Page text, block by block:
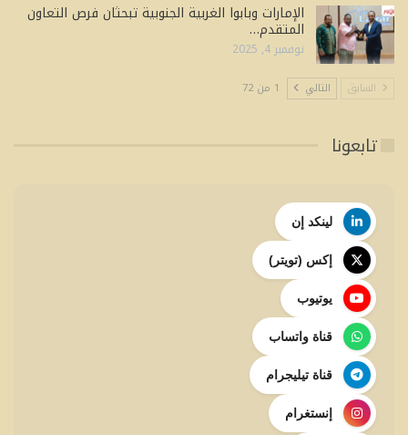
الإمارات وبابوا الغربية الجنوبية تبحثان فرص التعاون
المتقدم…
نوفمبر 4, 2025
السابق التالي 1 من 72
تابعونا
لينكد إن
إكس (تويتر)
يوتيوب
قناة واتساب
قناة تيليجرام
إنستغرام